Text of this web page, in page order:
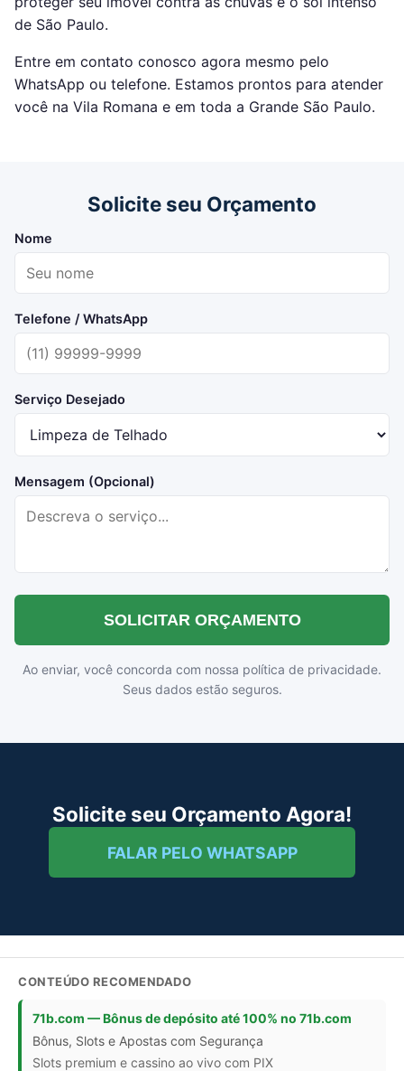
de São Paulo.
Entre em contato conosco agora mesmo pelo
WhatsApp ou telefone. Estamos prontos para atender
você na Vila Romana e em toda a Grande São Paulo.
Solicite seu Orçamento
Nome
Telefone / WhatsApp
Serviço Desejado
Mensagem (Opcional)
SOLICITAR ORÇAMENTO
Ao enviar, você concorda com nossa política de privacidade.
Seus dados estão seguros.
Solicite seu Orçamento Agora!
FALAR PELO WHATSAPP
CONTEÚDO RECOMENDADO
71b.com — Bônus de depósito até 100% no 71b.com
Bônus, Slots e Apostas com Segurança
Slots premium e cassino ao vivo com PIX